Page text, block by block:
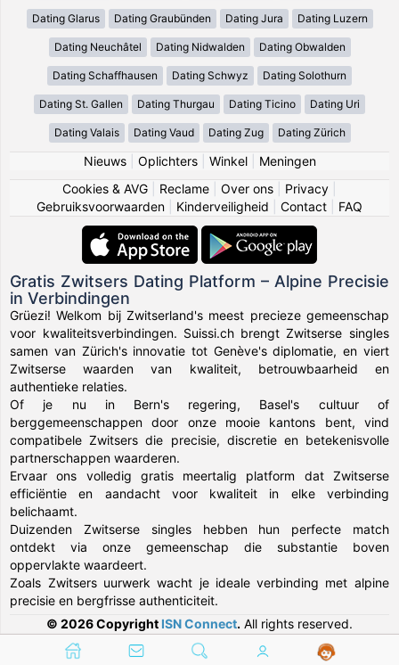
Dating Glarus Dating Graubünden Dating Jura Dating Luzern
Dating Neuchâtel Dating Nidwalden Dating Obwalden
Dating Schaffhausen Dating Schwyz Dating Solothurn
Dating St. Gallen Dating Thurgau Dating Ticino Dating Uri
Dating Valais Dating Vaud Dating Zug Dating Zürich
Nieuws| Oplichters| Winkel| Meningen
Cookies & AVG
Reclame Over ons Privacy
Gebruiksvoorwaarden
Kinderveiligheid Contact FAQ
Gratis Zwitsers Dating Platform – Alpine Precisie
in Verbindingen
Grüezi! Welkom bij Zwitserland's meest precieze gemeenschap
voor kwaliteitsverbindingen. Suissi.ch brengt Zwitserse singles
samen van Zürich's innovatie tot Genève's diplomatie, en viert
Zwitserse waarden van kwaliteit, betrouwbaarheid en
authentieke relaties.
Of je nu in Bern's regering, Basel's cultuur of
berggemeenschappen door onze mooie kantons bent, vind
compatibele Zwitsers die precisie, discretie en betekenisvolle
partnerschappen waarderen.
Ervaar ons volledig gratis meertalig platform dat Zwitserse
efficiëntie en aandacht voor kwaliteit in elke verbinding
belichaamt.
Duizenden Zwitserse singles hebben hun perfecte match
ontdekt via onze gemeenschap die substantie boven
oppervlakte waardeert.
Zoals Zwitsers uurwerk wacht je ideale verbinding met alpine
precisie en bergfrisse authenticiteit.
© 2026 Copyright ISN Connect. All rights reserved.